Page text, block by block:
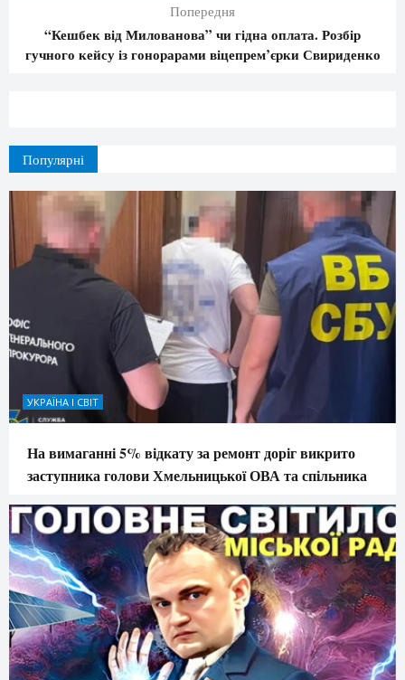
Попередня
“Кешбек від Милованова” чи гідна оплата. Розбір
гучного кейсу із гонорарами віцепрем’єрки Свириденко
Популярні
УКРАЇНА І СВІТ
На вимаганні 5% відкату за ремонт доріг викрито
заступника голови Хмельницької ОВА та спільника